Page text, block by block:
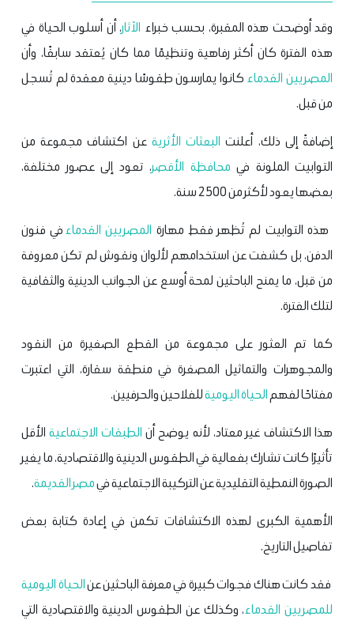
وقد أوضحت هذه المقبرة، بحسب خبراء الآثار، أن أسلوب الحياة في
هذه الفترة كان أكثر رفاهية وتنظيمًا مما كان يُعتقد سابقًا، وأن
المصريين القدماء كانوا يمارسون طقوسًا دينية معقدة لم تُسجل
من قبل.
إضافةً إلى ذلك، أعلنت البعثات الأثرية عن اكتشاف مجموعة من
التوابيت الملونة في محافظة الأقصر، تعود إلى عصور مختلفة،
بعضها يعود لأكثر من 2500 سنة.
هذه التوابيت لم تُظهر فقط مهارة المصريين القدماءفي فنون
الدفن، بل كشفت عن استخدامهم لألوان ونقوش لم تكن معروفة
من قبل، ما يمنح الباحثين لمحة أوسع عن الجوانب الدينية والثقافية
لتلك الفترة.
كما تم العثور على مجموعة من القطع الصغيرة من النقود
والمجوهرات والتماثيل المصغرة في منطقة سقارة، التي اعتبرت
مفتاحًا لفهمالحياة اليوميةللفلاحين والحرفيين.
هذا الاكتشاف غير معتاد، لأنه يوضح أن الطبقات الاجتماعيةالأقل
تأثيرًا كانت تشارك بفعالية في الطقوس الدينية والاقتصادية، ما يغير
الصورة النمطية التقليدية عن التركيبة الاجتماعية فيمصر القديمة.
الأهمية الكبرى لهذه الاكتشافات تكمن في إعادة كتابة بعض
تفاصيل التاريخ.
فقد كانت هناك فجوات كبيرة في معرفة الباحثين عنالحياة اليومية
للمصريين القدماء، وكذلك عن الطقوس الدينية والاقتصادية التي